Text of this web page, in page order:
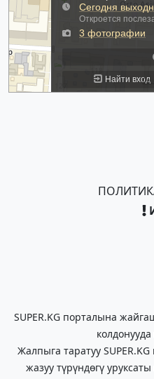
SUPER.KG порталына
колдонууда
Жалпыга таратуу
жазуу түрүндөгү